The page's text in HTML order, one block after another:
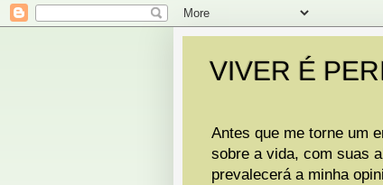
VIVER É
Antes que me torne um
sobre a vida, com suas
prevalecerá a minha